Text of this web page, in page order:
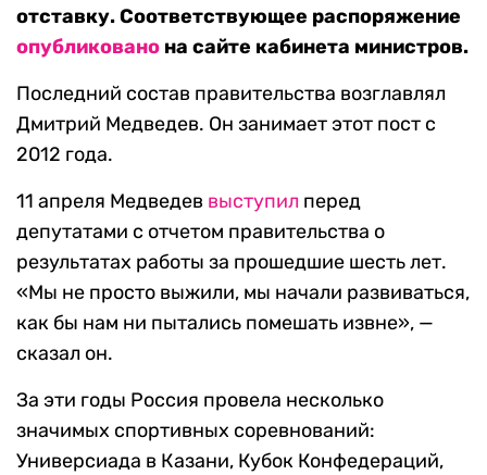
отставку. Соответствующее распоряжение
опубликовано на сайте кабинета министров.
Последний состав правительства возглавлял
Дмитрий Медведев. Он занимает этот пост с
2012 года.
11 апреля Медведев выступил перед
депутатами с отчетом правительства о
результатах работы за прошедшие шесть лет.
«Мы не просто выжили, мы начали развиваться,
как бы нам ни пытались помешать извне», —
сказал он.
За эти годы Россия провела несколько
значимых спортивных соревнований:
Универсиада в Казани, Кубок Конфедераций,